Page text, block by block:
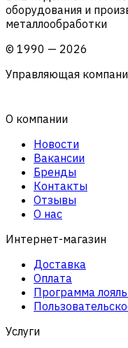
оборудования и
металлообработки
© 1990 — 2026
Управляющая
О компании
Новости
Вакансии
Бренды
Контакты
Отзывы
О нас
Интернет-магазин
Доставка
Оплата
Программа
Услуги